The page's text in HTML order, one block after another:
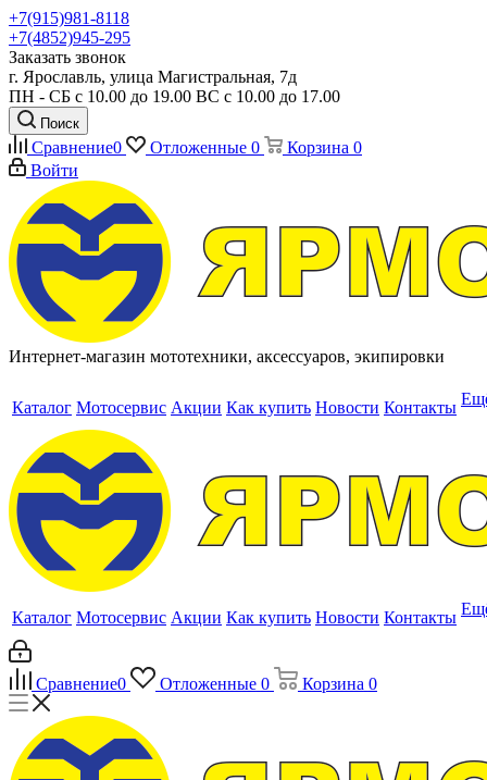
+7(915)981-8118
+7(4852)945-295
Заказать звонок
г. Ярославль, улица Магистральная, 7д
ПН - СБ с 10.00 до 19.00 ВС с 10.00 до 17.00
Поиск
Сравнение0 Отложенные 0 Корзина 0
Войти
Интернет-магазин мототехники, аксессуаров, экипировки
Каталог Мотосервис Акции Как купить Новости Контакты
Каталог Мотосервис Акции Как купить Новости Контакты
Сравнение0 Отложенные 0 Корзина 0